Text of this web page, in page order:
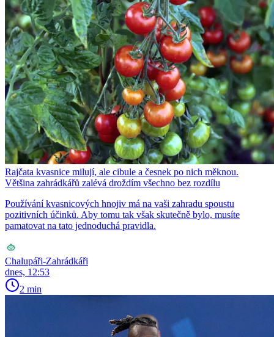
Rajčata kvasnice milují, ale cibule a česnek po nich měknou.
Většina zahrádkářů zalévá droždím všechno bez rozdílu
Používání kvasnicových hnojiv má na vaši zahradu spoustu
pozitivních účinků. Aby tomu tak však skutečně bylo, musíte
pamatovat na tato jednoduchá pravidla.
Chalupáři-Zahrádkáři
dnes, 12:53
2 min